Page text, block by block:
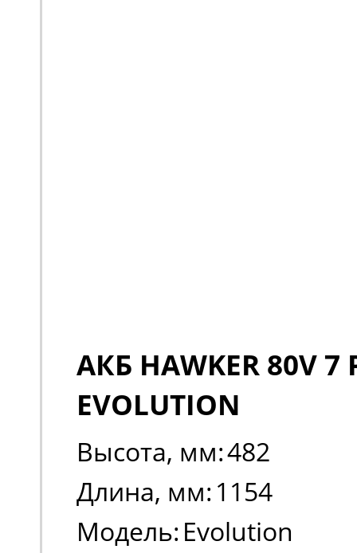
АКБ HAWKER 80V 7
EVOLUTION
Высота, мм:482
Длина, мм: 1154
Модель: Evolution